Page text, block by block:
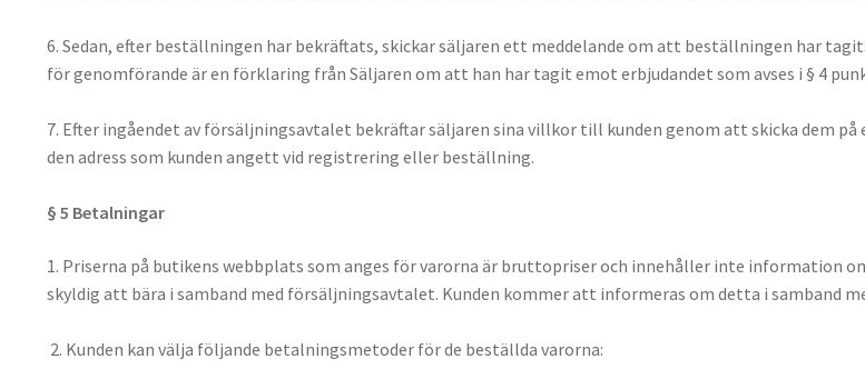
6. Sedan, efter beställningen har bekräftats, skickar säljaren ett meddelande om att beställningen har
för genomförande är en förklaring från Säljaren om att han har tagit emot erbjudandet som avses i § 4
7. Efter ingåendet av försäljningsavtalet bekräftar säljaren sina villkor till kunden genom att skicka dem
den adress som kunden angett vid registrering eller beställning.
§ 5 Betalningar
1. Priserna på butikens webbplats som anges för varorna är bruttopriser och innehåller inte information
skyldig att bära i samband med försäljningsavtalet. Kunden kommer att informeras om detta i samband
2. Kunden kan välja följande betalningsmetoder för de beställda varorna: